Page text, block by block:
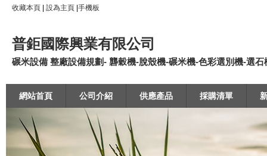
收藏本頁 設為主頁 手機板
普鉅國際興業有限公司
碾米設備 整廠設備規劃- 礱穀機-脫殼機-碾米機-色彩選別機-選
網站首頁 公司介紹 供應產品 採購清單